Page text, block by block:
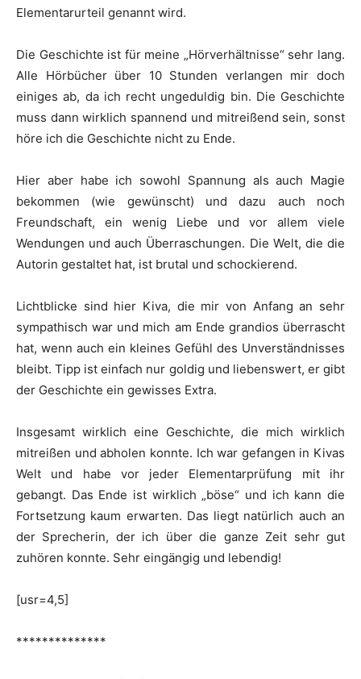
Elementarurteil genannt wird.
Die Geschichte ist für meine „Hörverhältnisse“ sehr lang.
Alle Hörbücher über 10 Stunden verlangen mir doch
einiges ab, da ich recht ungeduldig bin. Die Geschichte
muss dann wirklich spannend und mitreißend sein, sonst
höre ich die Geschichte nicht zu Ende.
Hier aber habe ich sowohl Spannung als auch Magie
bekommen (wie gewünscht) und dazu auch noch
Freundschaft, ein wenig Liebe und vor allem viele
Wendungen und auch Überraschungen. Die Welt, die die
Autorin gestaltet hat, ist brutal und schockierend.
Lichtblicke sind hier Kiva, die mir von Anfang an sehr
sympathisch war und mich am Ende grandios überrascht
hat, wenn auch ein kleines Gefühl des Unverständnisses
bleibt. Tipp ist einfach nur goldig und liebenswert, er gibt
der Geschichte ein gewisses Extra.
Insgesamt wirklich eine Geschichte, die mich wirklich
mitreißen und abholen konnte. Ich war gefangen in Kivas
Welt und habe vor jeder Elementarprüfung mit ihr
gebangt. Das Ende ist wirklich „böse“ und ich kann die
Fortsetzung kaum erwarten. Das liegt natürlich auch an
der Sprecherin, der ich über die ganze Zeit sehr gut
zuhören konnte. Sehr eingängig und lebendig!
[usr=4,5]
**************